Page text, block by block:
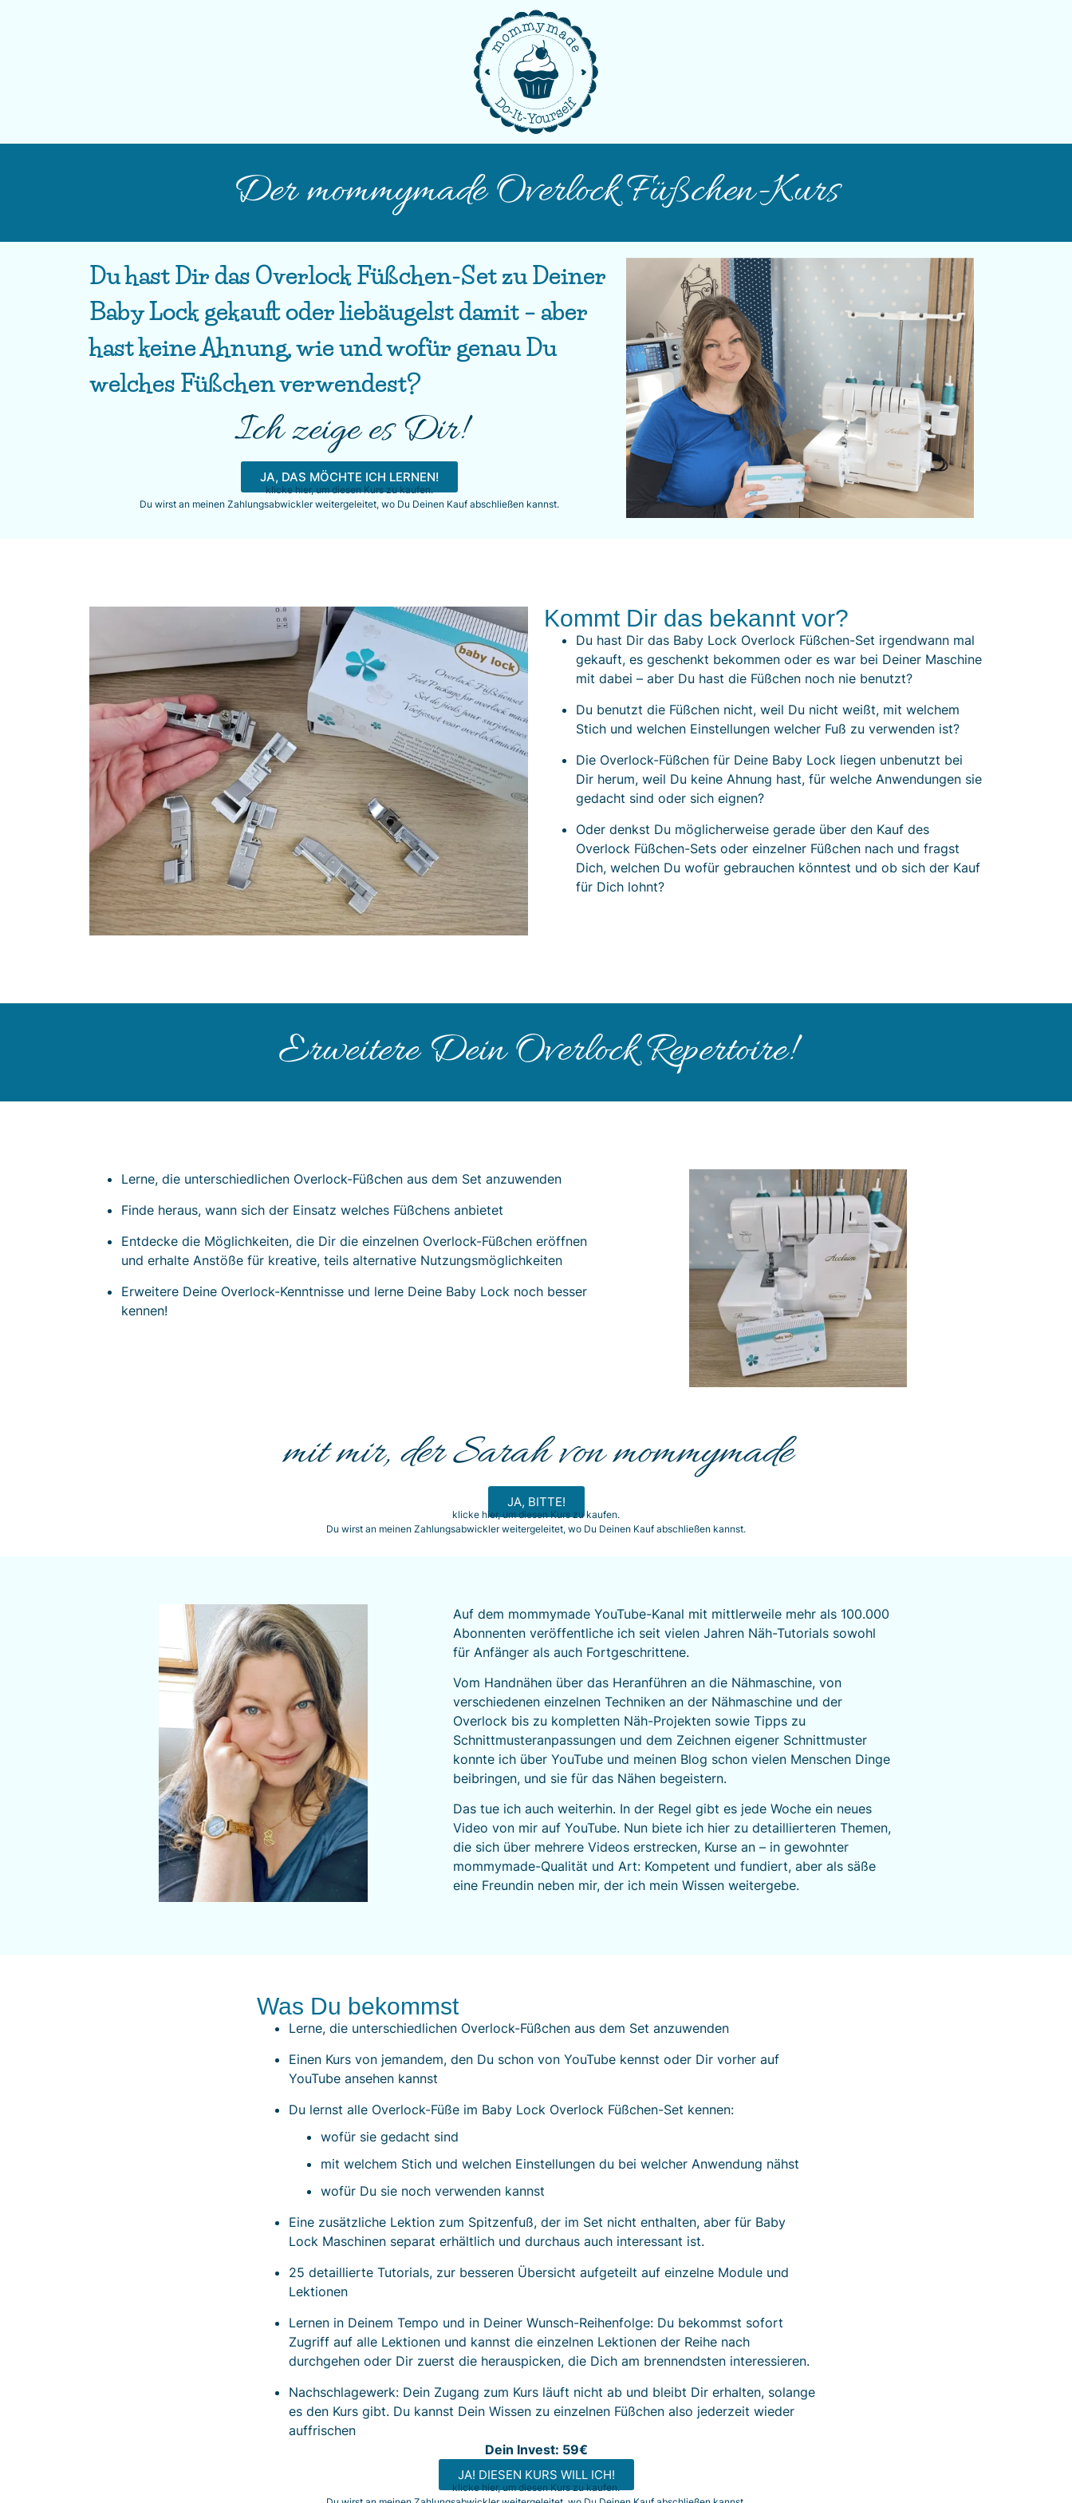
Der mommymade Overlock Füßchen-Kurs
Du hast Dir das Overlock Füßchen-Set zu Deiner
Baby Lock gekauft oder liebäugelst damit – aber
hast keine Ahnung, wie und wofür genau Du
welches Füßchen verwendest?
Ich zeige es Dir!
JA, DAS MÖCHTE ICH LERNEN!
klicke hier, um diesen Kurs zu kaufen.
Du wirst an meinen Zahlungsabwickler weitergeleitet, wo Du Deinen Kauf abschließen kannst.
Kommt Dir das bekannt vor?
Du hast Dir das Baby Lock Overlock Füßchen-Set irgendwann mal
gekauft, es geschenkt bekommen oder es war bei Deiner Maschine
mit dabei – aber Du hast die Füßchen noch nie benutzt?
Du benutzt die Füßchen nicht, weil Du nicht weißt, mit welchem
Stich und welchen Einstellungen welcher Fuß zu verwenden ist?
Die Overlock-Füßchen für Deine Baby Lock liegen unbenutzt bei
Dir herum, weil Du keine Ahnung hast, für welche Anwendungen sie
gedacht sind oder sich eignen?
Oder denkst Du möglicherweise gerade über den Kauf des
Overlock Füßchen-Sets oder einzelner Füßchen nach und fragst
Dich, welchen Du wofür gebrauchen könntest und ob sich der Kauf
für Dich lohnt?
Erweitere Dein Overlock Repertoire!
Lerne, die unterschiedlichen Overlock-Füßchen aus dem Set anzuwenden
Finde heraus, wann sich der Einsatz welches Füßchens anbietet
Entdecke die Möglichkeiten, die Dir die einzelnen Overlock-Füßchen eröffnen
und erhalte Anstöße für kreative, teils alternative Nutzungsmöglichkeiten
Erweitere Deine Overlock-Kenntnisse und lerne Deine Baby Lock noch besser
kennen!
mit mir, der Sarah von mommymade
JA, BITTE!
klicke hier, um diesen Kurs zu kaufen.
Du wirst an meinen Zahlungsabwickler weitergeleitet, wo Du Deinen Kauf abschließen kannst.
Auf dem mommymade YouTube-Kanal mit mittlerweile mehr als 100.000
Abonnenten veröffentliche ich seit vielen Jahren Näh-Tutorials sowohl
für Anfänger als auch Fortgeschrittene.
Vom Handnähen über das Heranführen an die Nähmaschine, von
verschiedenen einzelnen Techniken an der Nähmaschine und der
Overlock bis zu kompletten Näh-Projekten sowie Tipps zu
Schnittmusteranpassungen und dem Zeichnen eigener Schnittmuster
konnte ich über YouTube und meinen Blog schon vielen Menschen Dinge
beibringen, und sie für das Nähen begeistern.
Das tue ich auch weiterhin. In der Regel gibt es jede Woche ein neues
Video von mir auf YouTube. Nun biete ich hier zu detaillierteren Themen,
die sich über mehrere Videos erstrecken, Kurse an – in gewohnter
mommymade-Qualität und Art: Kompetent und fundiert, aber als säße
eine Freundin neben mir, der ich mein Wissen weitergebe.
Was Du bekommst
Lerne, die unterschiedlichen Overlock-Füßchen aus dem Set anzuwenden
Einen Kurs von jemandem, den Du schon von YouTube kennst oder Dir vorher auf
YouTube ansehen kannst
Du lernst alle Overlock-Füße im Baby Lock Overlock Füßchen-Set kennen:
wofür sie gedacht sind
mit welchem Stich und welchen Einstellungen du bei welcher Anwendung nähst
wofür Du sie noch verwenden kannst
Eine zusätzliche Lektion zum Spitzenfuß, der im Set nicht enthalten, aber für Baby
Lock Maschinen separat erhältlich und durchaus auch interessant ist.
25 detaillierte Tutorials, zur besseren Übersicht aufgeteilt auf einzelne Module und
Lektionen
Lernen in Deinem Tempo und in Deiner Wunsch-Reihenfolge: Du bekommst sofort
Zugriff auf alle Lektionen und kannst die einzelnen Lektionen der Reihe nach
durchgehen oder Dir zuerst die herauspicken, die Dich am brennendsten interessieren.
Nachschlagewerk: Dein Zugang zum Kurs läuft nicht ab und bleibt Dir erhalten, solange
es den Kurs gibt. Du kannst Dein Wissen zu einzelnen Füßchen also jederzeit wieder
auffrischen
Dein Invest: 59€
JA! DIESEN KURS WILL ICH!
klicke hier, um diesen Kurs zu kaufen.